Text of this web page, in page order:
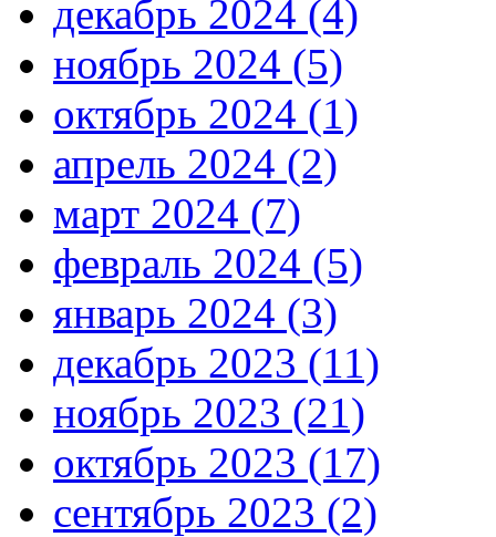
декабрь 2024 (4)
ноябрь 2024 (5)
октябрь 2024 (1)
апрель 2024 (2)
март 2024 (7)
февраль 2024 (5)
январь 2024 (3)
декабрь 2023 (11)
ноябрь 2023 (21)
октябрь 2023 (17)
сентябрь 2023 (2)